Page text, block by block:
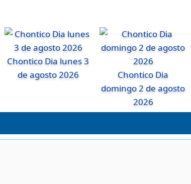
Chontico Dia lunes 3
de agosto 2026
Chontico Dia
domingo 2 de agosto
2026